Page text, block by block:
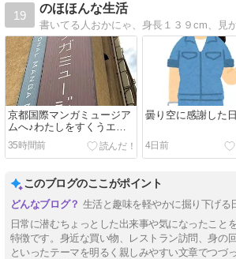
19
のほほんな生活
京都国際マンガミュージア
ムへ♪わたしをすくうエッ
セイマンガの処方箋展を見
てきました！
35時間前
曇り空に感謝した日
4日前
このブログのここがポイント
生活と趣味を軽やかに掘り下げる
日常に潜むちょっとした出来事や気になったこと
特徴です。身近な買い物、レストラン訪問、身の
といったテーマを明るく親しみやすい文章でつづ